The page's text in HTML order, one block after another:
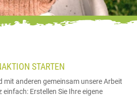
STARTEN
mit anderen gemeinsam unsere Arbeit
Erstellen Sie Ihre eigene